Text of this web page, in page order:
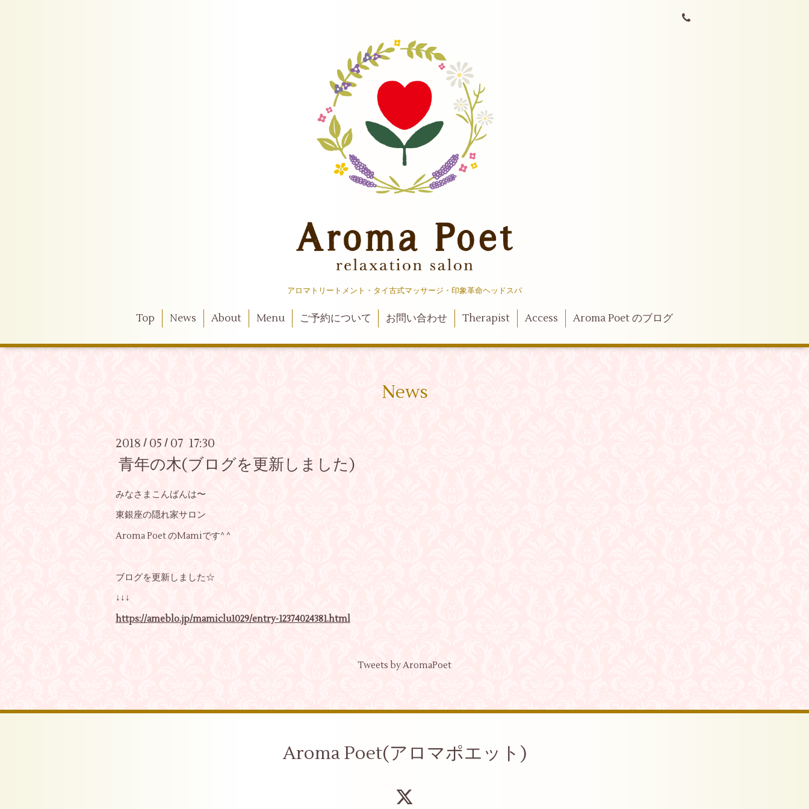
アロマトリートメント・タイ古式マッサージ・印象革命ヘッドスパ
Top News About Menu ご予約について お問い合わせ Therapist Access Aroma Poet のブログ
News
2018 / 05 / 07 17:30
青年の木(ブログを更新しました)
みなさまこんばんは〜
東銀座の隠れ家サロン
Aroma Poet のMamiです^ ^
ブログを更新しました☆
↓↓↓
https://ameblo.jp/mamiclu1029/entry-12374024381.html
Tweets by AromaPoet
Aroma Poet(アロマポエット)